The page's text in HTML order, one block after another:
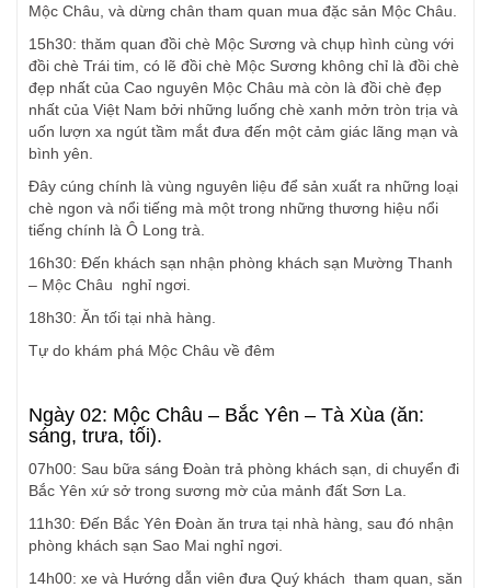
Mộc Châu, và dừng chân tham quan mua đặc sản Mộc Châu.
15h30: thăm quan đồi chè Mộc Sương và chụp hình cùng với
đồi chè Trái tim, có lẽ đồi chè Mộc Sương không chỉ là đồi chè
đẹp nhất của Cao nguyên Mộc Châu mà còn là đồi chè đẹp
nhất của Việt Nam bởi những luống chè xanh mởn tròn trịa và
uốn lượn xa ngút tầm mắt đưa đến một cảm giác lãng mạn và
bình yên.
Đây cúng chính là vùng nguyên liệu để sản xuất ra những loại
chè ngon và nổi tiếng mà một trong những thương hiệu nổi
tiếng chính là Ô Long trà.
16h30: Đến khách sạn nhận phòng khách sạn Mường Thanh
– Mộc Châu nghỉ ngơi.
18h30: Ăn tối tại nhà hàng.
Tự do khám phá Mộc Châu về đêm
Ngày 02: Mộc Châu – Bắc Yên – Tà Xùa (ăn:
sáng, trưa, tối).
07h00: Sau bữa sáng Đoàn trả phòng khách sạn, di chuyển đi
Bắc Yên xứ sở trong sương mờ của mảnh đất Sơn La.
11h30: Đến Bắc Yên Đoàn ăn trưa tại nhà hàng, sau đó nhận
phòng khách sạn Sao Mai nghỉ ngơi.
14h00: xe và Hướng dẫn viên đưa Quý khách tham quan, săn